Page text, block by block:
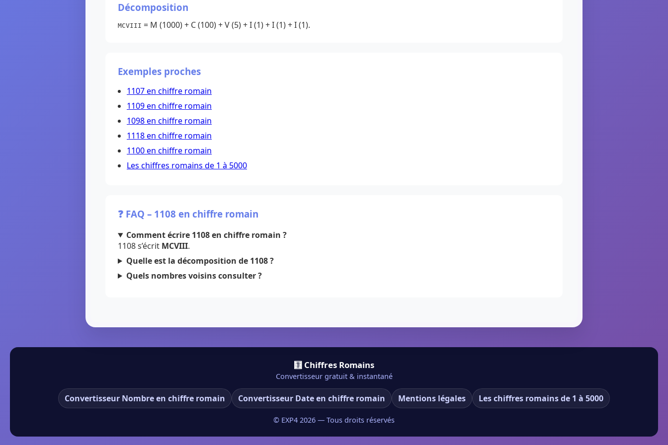
Décomposition
MCVIII = M (1000) + C (100) + V (5) + I (1) + I (1) + I (1).
Exemples proches
1107 en chiffre romain
1109 en chiffre romain
1098 en chiffre romain
1118 en chiffre romain
1100 en chiffre romain
Les chiffres romains de 1 à 5000
❓ FAQ – 1108 en chiffre romain
Comment écrire 1108 en chiffre romain ?
1108 s’écrit MCVIII.
Quelle est la décomposition de 1108 ?
Quels nombres voisins consulter ?
🧮 Chiffres Romains
Convertisseur gratuit & instantané
Convertisseur Nombre en chiffre romain Convertisseur Date en chiffre romain Mentions légales Les chiffres romains de 1 à 5000
© EXP4 2026 — Tous droits réservés